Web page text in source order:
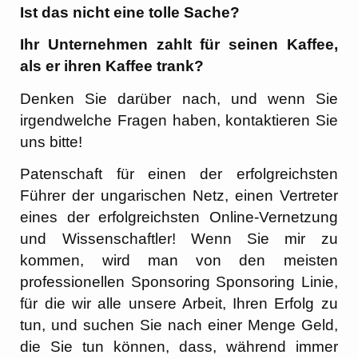
Ist das nicht eine tolle Sache?
Ihr Unternehmen zahlt für seinen Kaffee,
als er ihren Kaffee trank?
Denken Sie darüber nach, und wenn Sie
irgendwelche Fragen haben, kontaktieren Sie
uns bitte!
Patenschaft für einen der erfolgreichsten
Führer der ungarischen Netz, einen Vertreter
eines der erfolgreichsten Online-Vernetzung
und Wissenschaftler! Wenn Sie mir zu
kommen, wird man von den meisten
professionellen Sponsoring Sponsoring Linie,
für die wir alle unsere Arbeit, Ihren Erfolg zu
tun, und suchen Sie nach einer Menge Geld,
die Sie tun können, dass, während immer